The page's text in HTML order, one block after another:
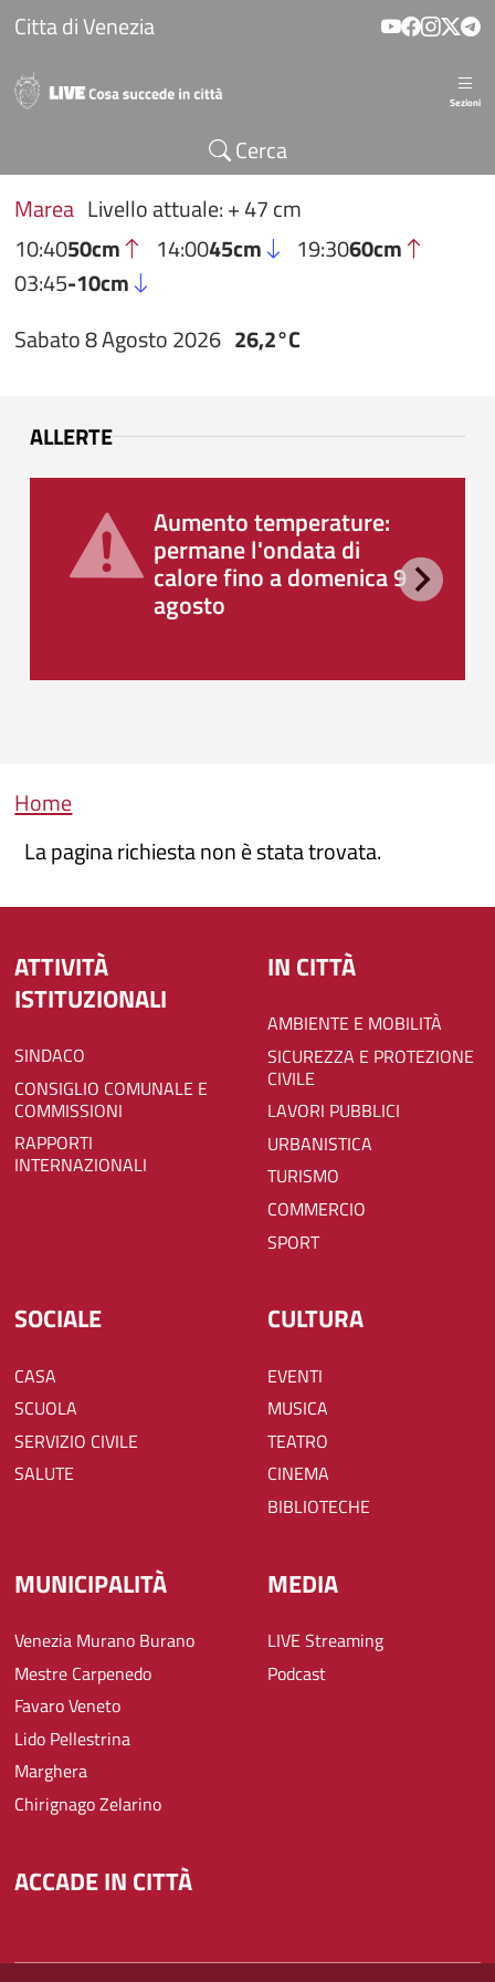
Salta al contenuto principale
Citta di Venezia
Sezioni
Cerca
Marea Livello attuale: + 47 cm
10:4050cm 14:0045cm 19:3060cm
03:45-10cm
Sabato 8 Agosto 2026 26,2°C
ALLERTE
Aumento temperature:
permane l'ondata di
calore fino a domenica 9
agosto
Briciole di pane
Home
La pagina richiesta non è stata trovata.
ATTIVITÀ
ISTITUZIONALI
SINDACO
CONSIGLIO COMUNALE E
COMMISSIONI
RAPPORTI
INTERNAZIONALI
IN CITTÀ
AMBIENTE E MOBILITÀ
SICUREZZA E PROTEZIONE
CIVILE
LAVORI PUBBLICI
URBANISTICA
TURISMO
COMMERCIO
SPORT
SOCIALE
CASA
SCUOLA
SERVIZIO CIVILE
SALUTE
CULTURA
EVENTI
MUSICA
TEATRO
CINEMA
BIBLIOTECHE
MUNICIPALITÀ
Venezia Murano Burano
Mestre Carpenedo
Favaro Veneto
Lido Pellestrina
Marghera
Chirignago Zelarino
MEDIA
LIVE Streaming
Podcast
ACCADE IN CITTÀ